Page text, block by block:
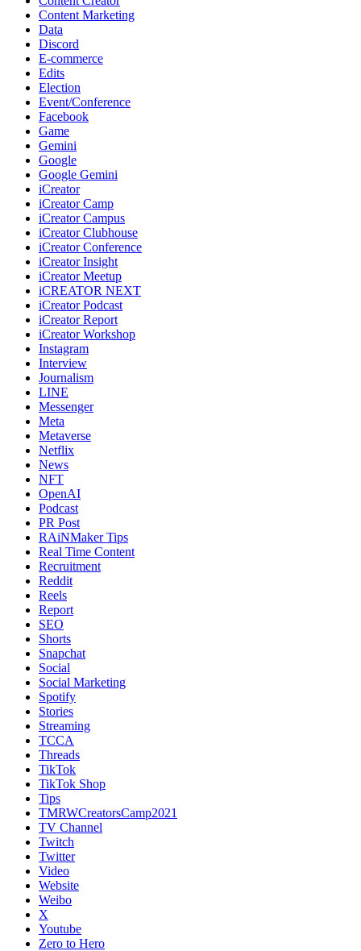
Content Marketing
Data
Discord
E-commerce
Edits
Election
Event/Conference
Facebook
Game
Gemini
Google
Google Gemini
iCreator
iCreator Camp
iCreator Campus
iCreator Clubhouse
iCreator Conference
iCreator Insight
iCreator Meetup
iCREATOR NEXT
iCreator Podcast
iCreator Report
iCreator Workshop
Instagram
Interview
Journalism
LINE
Messenger
Meta
Metaverse
Netflix
News
NFT
OpenAI
Podcast
PR Post
RAiNMaker Tips
Real Time Content
Recruitment
Reddit
Reels
Report
SEO
Shorts
Snapchat
Social
Social Marketing
Spotify
Stories
Streaming
TCCA
Threads
TikTok
TikTok Shop
Tips
TMRWCreatorsCamp2021
TV Channel
Twitch
Twitter
Video
Website
Weibo
X
Youtube
Zero to Hero